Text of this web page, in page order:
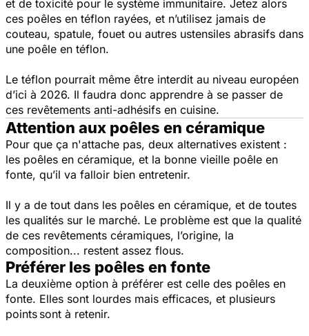
et de toxicité pour le système immunitaire. Jetez alors
ces poêles en téflon rayées, et n’utilisez jamais de
couteau, spatule, fouet ou autres ustensiles abrasifs dans
une poêle en téflon.
Le téflon pourrait même être interdit au niveau européen
d’ici à 2026. Il faudra donc apprendre à se passer de
ces revêtements anti-adhésifs en cuisine.
Attention aux poêles en céramique
Pour que ça n'attache pas, deux alternatives existent :
les poêles en céramique, et la bonne vieille poêle en
fonte, qu’il va falloir bien entretenir.
Il y a de tout dans les poêles en céramique, et de toutes
les qualités sur le marché. Le problème est que la qualité
de ces revêtements céramiques, l’origine, la
composition... restent assez flous.
Préférer les poêles en fonte
La deuxième option à préférer est celle des poêles en
fonte. Elles sont lourdes mais efficaces, et plusieurs
points sont à retenir.